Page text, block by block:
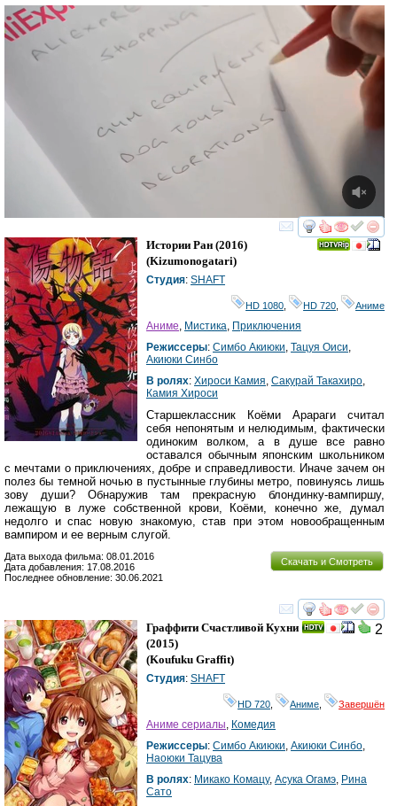
смотреть
Истории Ран (2016)
(Kizumonogatari)
Студия: SHAFT
HD 1080 HD 720 Аниме
Аниме, Мистика, Приключения
Режиссеры: Симбо Акиюки, Тацуя Оиси,
Акиюки Синбо
В ролях: Хироси Камия, Сакурай Такахиро,
Камия Хироси
Старшеклассник Коёми Арараги считал
себя непонятым и нелюдимым, фактически
одиноким волком, а в душе все равно
оставался обычным японским школьником
с мечтами о приключениях, добре и справедливости. Иначе зачем он
полез бы темной ночью в пустынные глубины метро, повинуясь лишь
зову души? Обнаружив там прекрасную блондинку-вампиршу,
лежащую в луже собственной крови, Коёми, конечно же, думал
недолго и спас новую знакомую, став при этом новообращенным
вампиром и ее верным слугой.
Скачать и Смотреть
Дата выхода фильма: 08.01.2016
Дата добавления: 17.08.2016
Последнее обновление: 30.06.2021
смотреть
2
Граффити Счастливой Кухни
(2015)
(Koufuku Graffit)
Студия: SHAFT
HD 720 Аниме Завершён
Аниме сериалы, Комедия
Режиссеры: Симбо Акиюки, Акиюки Синбо,
Наоюки Тацува
В ролях: Микако Комацу, Асука Огамэ, Рина
Сато